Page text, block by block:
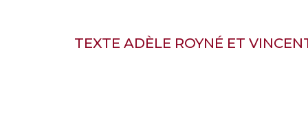
TEXTE ADÈLE ROYNÉ ET